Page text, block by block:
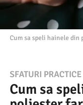
Cum sa speli hainele din
1
0
SFATURI PRACTICE
Cum sa